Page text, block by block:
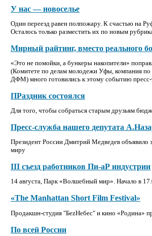
У нас — новоселье
Один переезд равен полпожару. К счастью на
Осталось только разместить их по новым
Мирный райтинг, вместо реального
«Это не помойки, а бункеры накопители»
(Комитете по делам молодежи Уфы, компания
ДФМ) много готовились к этому событию пресс-
ПРаздник состоялся
Для того, чтобы собраться старым друзьям
Пресс-служба нашего депутата
Президент России Дмитрий Медведев объявило
миру
III съезд работников Пи-аР индустрии
14 августа, Парк «Волшебный мир». Начало в
«The Manhattan Short Film Festival»
Продакшн-студия "БеzНебес" и кино «Родина»
По всей России